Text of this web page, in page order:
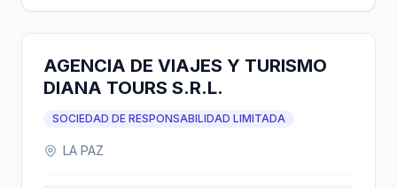
AGENCIA DE VIAJES Y TURISMO
DIANA TOURS S.R.L.
SOCIEDAD DE RESPONSABILIDAD LIMITADA
LA PAZ